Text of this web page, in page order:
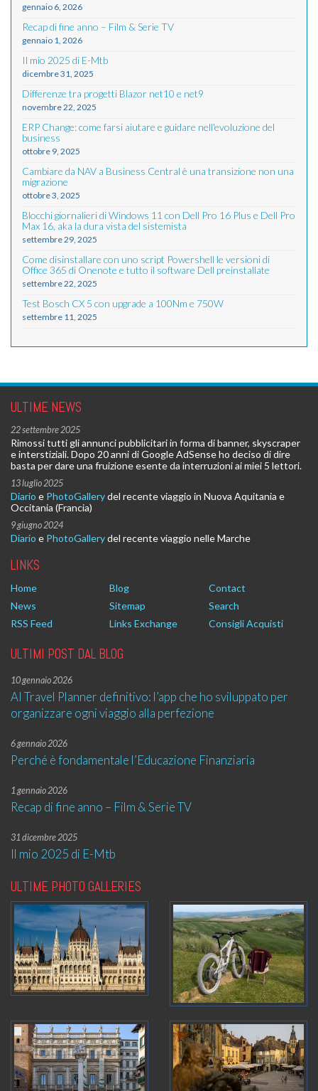
gennaio 6, 2026
Recap di fine anno – Film & Serie TV
gennaio 1, 2026
Il mio 2025 di E-Mtb
dicembre 31, 2025
Differenze tra progetti Blazor net10 e net9
novembre 22, 2025
ERP Change: come farsi aiutare e guidare nell'evoluzione del
business
ottobre 9, 2025
Cambiare da NAV a Business Central è una transizione non una
migrazione
ottobre 3, 2025
Blocchi giornalieri di Windows 11 con Dell Pro 16 Plus e Dell Pro
Max 16, aka la dura vista del sistemista
settembre 29, 2025
Come disinstallare con uno script Powershell le versioni di
Office 365 di Onenote e tutto il software Dell preinstallate
settembre 22, 2025
Test Bosch CX 5 con upgrade a 100Nm e 750W
settembre 11, 2025
ULTIME NEWS
22 settembre 2025
Rimossi tutti gli annunci pubblicitari in forma di banner, skyscraper
e interstiziali. Dopo 20 anni di Google AdSense ho deciso di dire
basta per dare una fruizione esente da interruzioni ai miei 5 lettori.
13 luglio 2025
Diario e PhotoGallerydel recente viaggio in Nuova Aquitania e
Occitania (Francia)
9 giugno 2024
Diario e PhotoGallerydel recente viaggio nelle Marche
LINKS
Home Blog
Contact
News
Sitemap
Search
RSS Feed
Links Exchange Consigli Acquisti
ULTIMI POST DAL BLOG
10 gennaio 2026
AI Travel Planner definitivo: l’app che ho sviluppato per
organizzare ogni viaggio alla perfezione
6 gennaio 2026
Perché è fondamentale l’Educazione Finanziaria
1 gennaio 2026
Recap di fine anno – Film & Serie TV
31 dicembre 2025
Il mio 2025 di E-Mtb
ULTIME PHOTO GALLERIES